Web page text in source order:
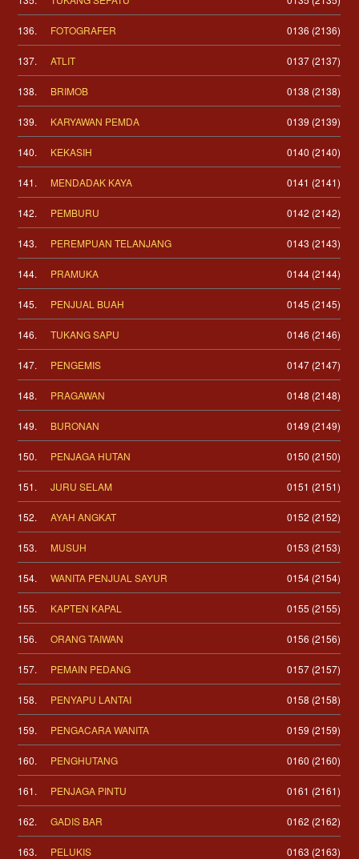
136. FOTOGRAFER 0136 (2136)
137. ATLIT 0137 (2137)
138. BRIMOB 0138 (2138)
139. KARYAWAN PEMDA 0139 (2139)
140. KEKASIH 0140 (2140)
141. MENDADAK KAYA 0141 (2141)
142. PEMBURU 0142 (2142)
143. PEREMPUAN TELANJANG 0143 (2143)
144. PRAMUKA 0144 (2144)
145. PENJUAL BUAH 0145 (2145)
146. TUKANG SAPU 0146 (2146)
147. PENGEMIS 0147 (2147)
148. PRAGAWAN 0148 (2148)
149. BURONAN 0149 (2149)
150. PENJAGA HUTAN 0150 (2150)
151. JURU SELAM 0151 (2151)
152. AYAH ANGKAT 0152 (2152)
153. MUSUH 0153 (2153)
154. WANITA PENJUAL SAYUR 0154 (2154)
155. KAPTEN KAPAL 0155 (2155)
156. ORANG TAIWAN 0156 (2156)
157. PEMAIN PEDANG 0157 (2157)
158. PENYAPU LANTAI 0158 (2158)
159. PENGACARA WANITA 0159 (2159)
160. PENGHUTANG 0160 (2160)
161. PENJAGA PINTU 0161 (2161)
162. GADIS BAR 0162 (2162)
163. PELUKIS 0163 (2163)